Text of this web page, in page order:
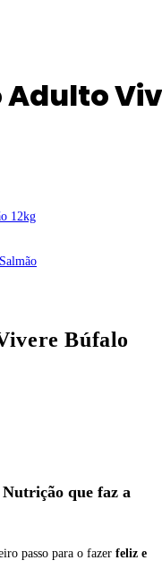
Búfalo
que faz a
passo para o fazer feliz e